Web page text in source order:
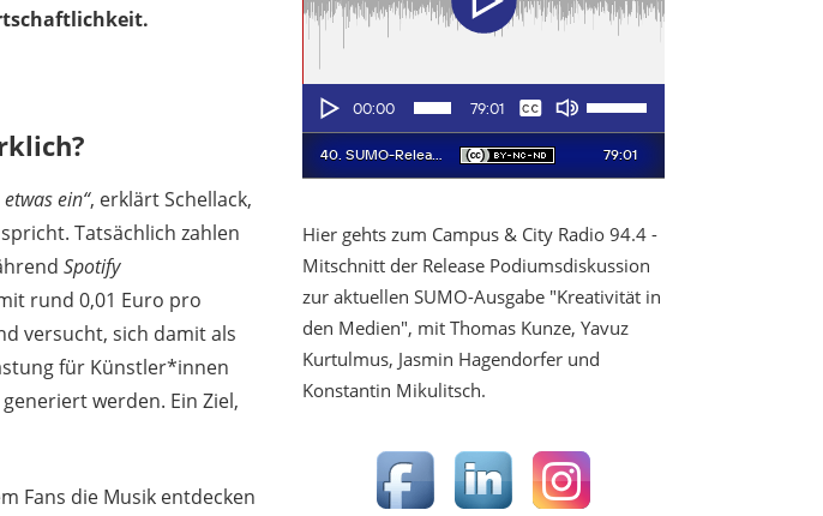
ein“, erklärt Schellack,
Tatsächlich zahlen
Spotify
rund 0,01 Euro pro
versucht, sich damit als
für Künstler*innen
werden. Ein Ziel,
Fans die Musik entdecken
Hier gehts zum Campus & City Radio 94.4 -
Mitschnitt der Release Podiumsdiskussion
zur aktuellen SUMO-Ausgabe "Kreativität in
den Medien", mit Thomas Kunze, Yavuz
Kurtulmus, Jasmin Hagendorfer und
Konstantin Mikulitsch.